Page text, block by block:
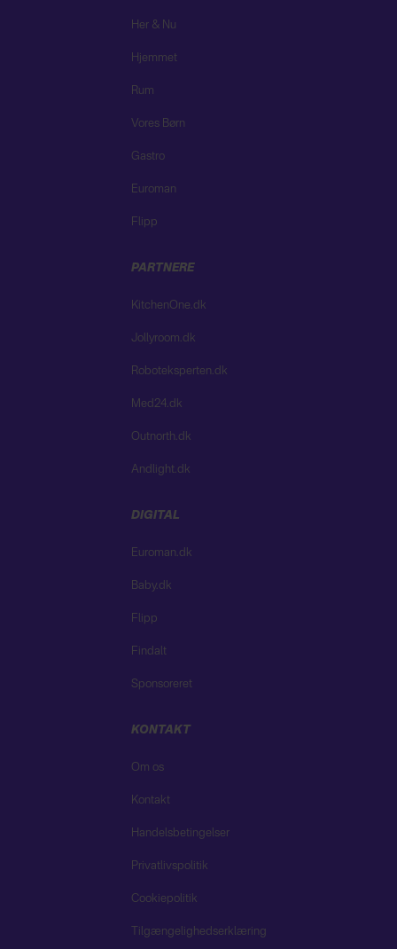
Her & Nu
Hjemmet
Rum
Vores Børn
Gastro
Euroman
Flipp
PARTNERE
KitchenOne.dk
Jollyroom.dk
Roboteksperten.dk
Med24.dk
Outnorth.dk
Andlight.dk
DIGITAL
Euroman.dk
Baby.dk
Flipp
Findalt
Sponsoreret
KONTAKT
Om os
Kontakt
Handelsbetingelser
Privatlivspolitik
Cookiepolitik
Tilgængelighedserklæring